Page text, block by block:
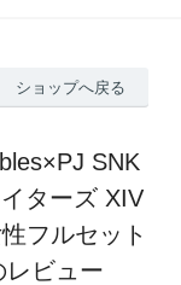
ショップへ戻る
SNK
ターズ XIV
フルセット
レビュー